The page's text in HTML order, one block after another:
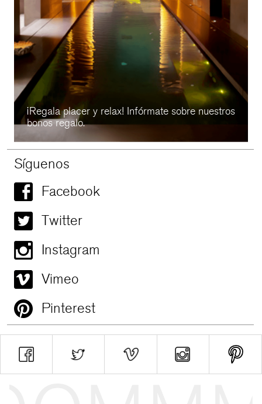
¡Regala placer y relax! Infórmate sobre nuestros
bonos regalo.
Síguenos
Facebook
Twitter
Instagram
Vimeo
Pinterest